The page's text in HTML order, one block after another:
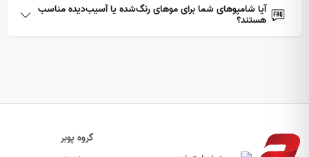
آیا شامپوهای شما برای موهای رنگ‌شده یا آسیب‌دیده مناسب
هستند؟
گروه پوبر